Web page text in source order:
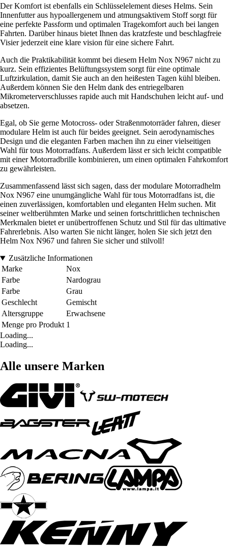
Der Komfort ist ebenfalls ein Schlüsselelement dieses Helms. Sein
Innenfutter aus hypoallergenem und atmungsaktivem Stoff sorgt für
eine perfekte Passform und optimalen Tragekomfort auch bei langen
Fahrten. Darüber hinaus bietet Ihnen das kratzfeste und beschlagfreie
Visier jederzeit eine klare vision für eine sichere Fahrt.
Auch die Praktikabilität kommt bei diesem Helm Nox N967 nicht zu
kurz. Sein effizientes Belüftungssystem sorgt für eine optimale
Luftzirkulation, damit Sie auch an den heißesten Tagen kühl bleiben.
Außerdem können Sie den Helm dank des entriegelbaren
Mikrometerverschlusses rapide auch mit Handschuhen leicht auf- und
absetzen.
Egal, ob Sie gerne Motocross- oder Straßenmotorräder fahren, dieser
modulare Helm ist auch für beides geeignet. Sein aerodynamisches
Design und die eleganten Farben machen ihn zu einer vielseitigen
Wahl für tous Motorradfans. Außerdem lässt er sich leicht compatible
mit einer Motorradbrille kombinieren, um einen optimalen Fahrkomfort
zu gewährleisten.
Zusammenfassend lässt sich sagen, dass der modulare Motorradhelm
Nox N967 eine unumgängliche Wahl für tous Motorradfans ist, die
einen zuverlässigen, komfortablen und eleganten Helm suchen. Mit
seiner weltberühmten Marke und seinen fortschrittlichen technischen
Merkmalen bietet er unübertroffenen Schutz und Stil für das ultimative
Fahrerlebnis. Also warten Sie nicht länger, holen Sie sich jetzt den
Helm Nox N967 und fahren Sie sicher und stilvoll!
Zusätzliche Informationen
Marke
Nox
Farbe
Nardograu
Farbe
Grau
Geschlecht
Gemischt
Altersgruppe
Erwachsene
Menge pro Produkt 1
Loading...
Loading...
Alle unsere Marken